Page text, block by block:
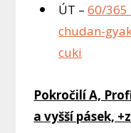
ÚT –60/365
chudan-
cuki
Pokročilí A,
a vyšší pásek,